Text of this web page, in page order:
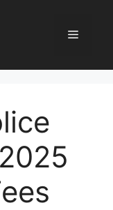
Menu